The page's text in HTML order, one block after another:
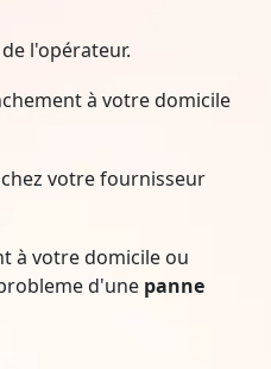
l'opérateur.
à votre domicile
votre fournisseur
à votre domicile ou
d'une panne